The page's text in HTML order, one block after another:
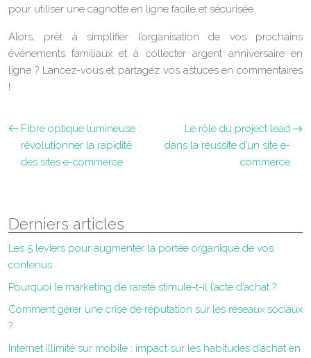
pour utiliser une cagnotte en ligne facile et sécurisée.
Alors, prêt à simplifier l’organisation de vos prochains
événements familiaux et à collecter argent anniversaire en
ligne ? Lancez-vous et partagez vos astuces en commentaires
!
Fibre optique lumineuse :
révolutionner la rapidité
des sites e-commerce
Le rôle du project lead
dans la réussite d’un site e-
commerce
Derniers articles
Les 5 leviers pour augmenter la portée organique de vos
contenus
Pourquoi le marketing de rareté stimule-t-il l’acte d’achat ?
Comment gérer une crise de réputation sur les réseaux sociaux
?
Internet illimité sur mobile : impact sur les habitudes d’achat en